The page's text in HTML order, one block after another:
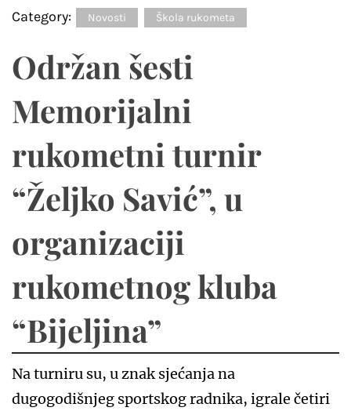
Category: Novosti Škola rukometa
Održan šesti
Memorijalni
rukometni turnir
“Željko Savić”, u
organizaciji
rukometnog kluba
“Bijeljina”
Na turniru su, u znak sjećanja na
dugogodišnjeg sportskog radnika, igrale četiri